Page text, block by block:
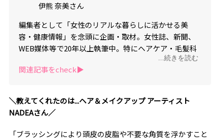
伊熊 奈美さん
編集者として「女性のリアルな暮らしに活かせる美
容・健康情報」を念頭に企画・取材。女性誌、新聞、
WEB媒体等で20年以上執筆中。特にヘアケア・毛髪科
学関連分野を得意とし、美容記事の監修や講演活動も
行う。著書に『頭皮がしみる、かゆいは危険信号！
...続きを読む
関連記事をcheck▶︎
＼教えてくれたのは...ヘア＆メイクアップ アーティスト
NADEAさん／
「ブラッシングにより頭皮の皮脂や不要な角質を浮かすこと